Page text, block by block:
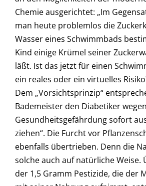
Chemie ausgerichtet: „Im
man heute problemlos die
Wasser eines Schwimmbads
Kind einige Krümel seiner
läßt. Ist das jetzt für einen
ein reales oder ein virtuelles
Dem „Vorsichtsprinzip“
Bademeister den Diabetiker
Gesundheitsgefährdung sofort
ziehen“. Die Furcht vor
ebenfalls übertrieben. Denn die
solche auch auf natürliche Weise.
der 1,5 Gramm Pestizide, die der